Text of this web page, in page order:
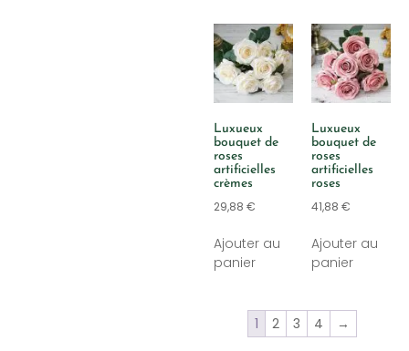
Luxueux
bouquet de
roses
artificielles
crèmes
29,88 €
Ajouter au
panier
Luxueux
bouquet de
roses
artificielles
roses
41,88 €
Ajouter au
panier
1 2 3 4 →